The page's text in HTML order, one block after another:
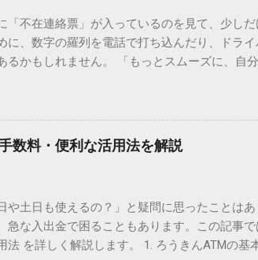
」といった 文字コード です。パソコン上のす
換候補に出ない文字でも、この住所（コー
準機能！文字コードで漢字を出す「16進数入
入力したい文字の「Unicode（例：20BB7）
力する。 直後にキーボードの**[Alt]キーを
𠮷）に変換されます。 注記： この方法は、特
不在連絡票」が入っているのを見て、少し
、数字の羅列を電話で打ち込んだり、ドラ
かもしれません。 「もっとスムーズに、自
プリの連携です。これらを活用するだけで、
ポートする便利な受け取り術と、連携による
マートクラブ」とは？ まず押さえておきたい
れは、荷物の配送状況をリアルタイムで管理
する手間がありましたが、現在はLINEやアプ
対応が可能になります。 LINE連携で「不在連
ションアプリ「LINE」を佐川急便と連携させ
頼 不在連絡票に記載されたQRコードを読み
数料・便利な活用法を解説
や土日も使えるの？」と疑問に思ったことは
急な入出金で困ることもあります。この記事
を詳しく解説します。 1. ろうきんATMの基